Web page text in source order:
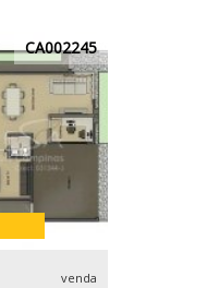
CA002245
venda